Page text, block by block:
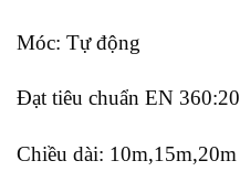
Móc: Tự động
Đạt tiêu chuẩn EN
Chiều dài: 10m,15m,20m